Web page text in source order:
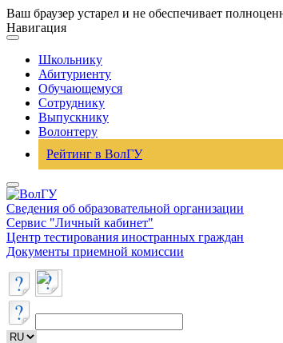
Ваш браузер устарел и не обеспечивает
Навигация
Школьнику
Абитуриенту
Обучающемуся
Сотруднику
Выпускнику
Волонтеру
Рейтинг в ВолГУ
Сведения об образовательной организации
Сервис "Личный кабинет"
Центр тестирования иностранных граждан
Документы приемной комиссии